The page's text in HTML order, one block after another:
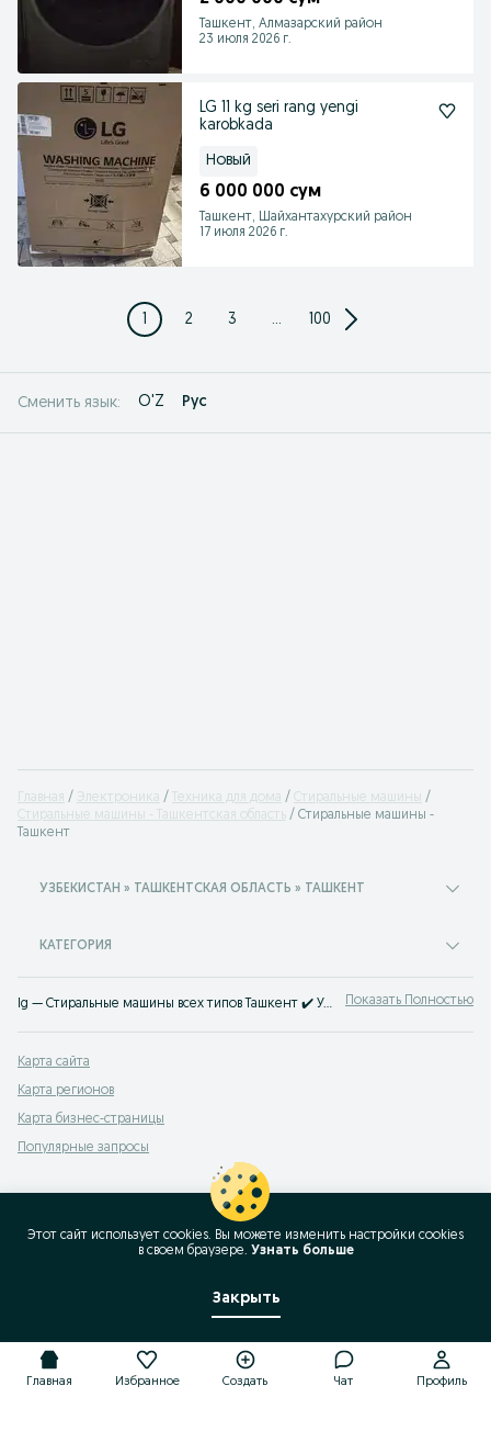
Ташкент, Алмазарский район
23 июля 2026 г.
LG 11 kg seri rang yengi
karobkada
Новый
6 000 000 сум
Ташкент, Шайхантахурский район
17 июля 2026 г.
1 2 3 ... 100
Сменить язык: O'Z Рус
Главная Электроника Техника для дома
Стиральные машины
Стиральные машины - Ташкентская область
Стиральные машины -
Ташкент
УЗБЕКИСТАН » ТАШКЕНТСКАЯ ОБЛАСТЬ » ТАШКЕНТ
КАТЕГОРИЯ
lg — Стиральные машины всех типов Ташкент ✔️ Узкие, полноразмерные и вертикальные модели, новые и б/у, по доступным ценам ☝ Большой выбор надёжной техники на OLX.uz Показать Полностью
Карта сайта
Карта регионов
Карта бизнес-страницы
Популярные запросы
Главная Избранное Создать Чат Профиль
Этот сайт использует cookies. Вы можете изменить настройки cookies
в своeм браузере. Узнать больше
Закрыть